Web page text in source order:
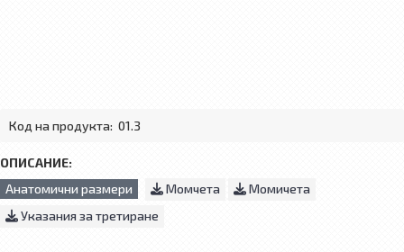
Код на продукта: 01.3
ОПИСАНИЕ:
Анатомични размери
Момчета
Момичета
Указания за третиране